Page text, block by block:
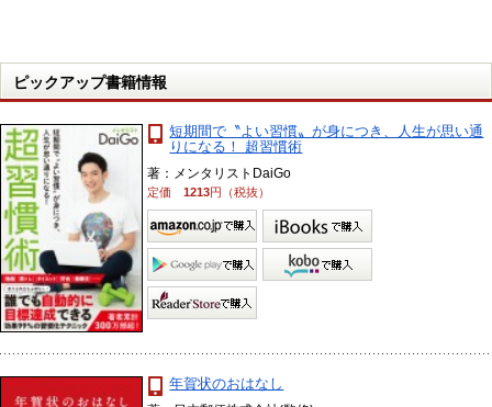
ピックアップ書籍情報
短期間で〝よい習慣〟が身につき、人生が思い通
りになる！ 超習慣術
著：メンタリストDaiGo
定価1213円（税抜）
年賀状のおはなし